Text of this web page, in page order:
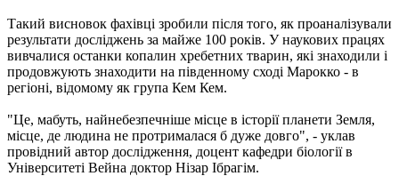
Такий висновок фахівці зробили після того, як проаналізували
результати досліджень за майже 100 років. У наукових працях
вивчалися останки копалин хребетних тварин, які знаходили і
продовжують знаходити на південному сході Марокко - в
регіоні, відомому як група Кем Кем.
"Це, мабуть, найнебезпечніше місце в історії планети Земля,
місце, де людина не протрималася б дуже довго", - уклав
провідний автор дослідження, доцент кафедри біології в
Університеті Вейна доктор Нізар Ібрагім.